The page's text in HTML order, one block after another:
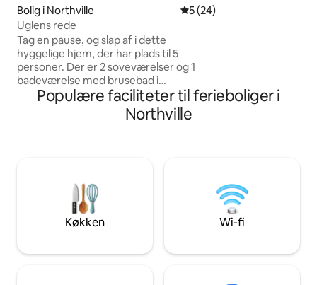
Bolig i Northville 5 ud af 5 i gennemsnitlig
5 (24)
Uglens rede
Tag en pause, og slap af i dette
hyggelige hjem, der har plads til 5
personer. Der er 2 soveværelser og 1
badeværelse med brusebad i
stueetagen. Soveværelse 1 har en
queensize-dobbeltseng. Andet
soveværelse har en dagseng. Fuldt
Anden sal loftsagtigt område har 2
enkeltsenge. Slap af på den afskærmede
veranda eller en stille aften ved en dejlig
bål i den private baggård.
Populære faciliteter til ferieboliger i
Northville
Køkken Wi-fi